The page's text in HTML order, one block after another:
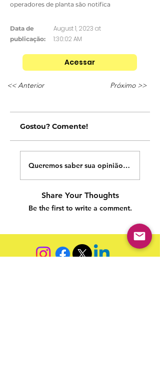
operadores de planta são notifica
Data de
publicação:
August 1, 2023 at
1:30:02 AM
Acessar
<< Anterior Próximo >>
Gostou? Comente!
Queremos saber sua opinião sobre
Share Your Thoughts
Be the first to write a comment.